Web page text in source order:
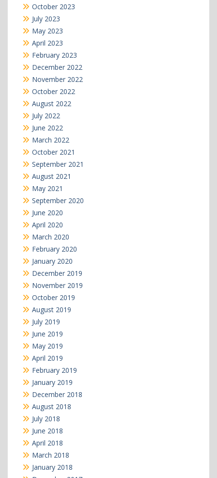
October 2023
July 2023
May 2023
April 2023
February 2023
December 2022
November 2022
October 2022
August 2022
July 2022
June 2022
March 2022
October 2021
September 2021
August 2021
May 2021
September 2020
June 2020
April 2020
March 2020
February 2020
January 2020
December 2019
November 2019
October 2019
August 2019
July 2019
June 2019
May 2019
April 2019
February 2019
January 2019
December 2018
August 2018
July 2018
June 2018
April 2018
March 2018
January 2018